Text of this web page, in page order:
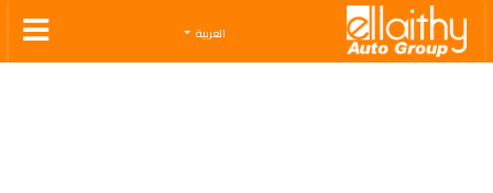
Ellaithy Auto Group
العربية